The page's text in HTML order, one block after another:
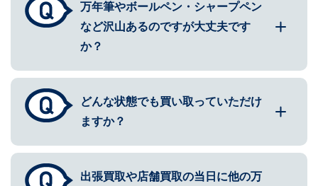
万年筆やボールペン・シャープペン
など沢山あるのですが大丈夫です
か？
どんな状態でも買い取っていただけ
ますか？
出張買取や店舗買取の当日に他の万